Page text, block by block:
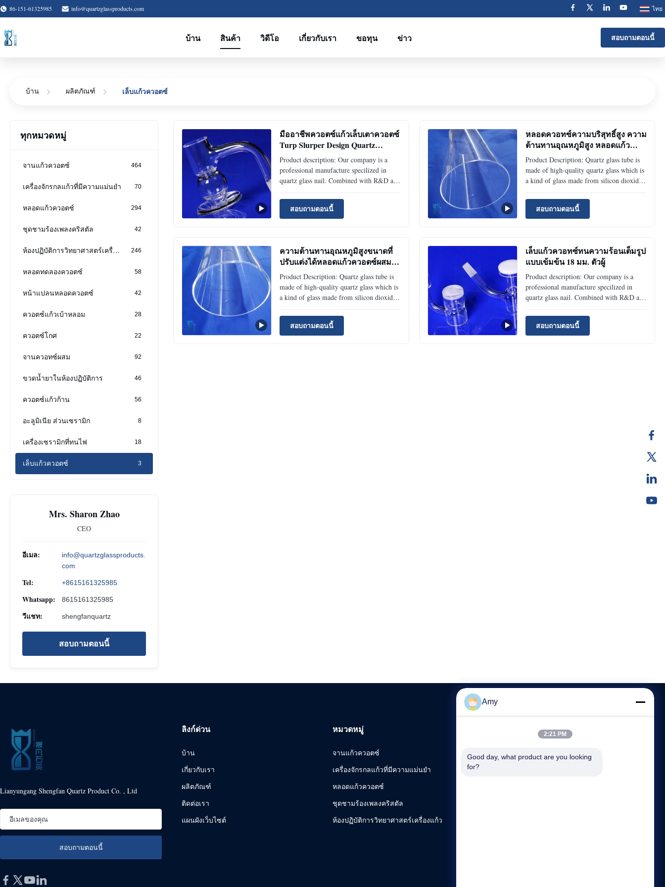
86-151-61325985 info@quartzglassproducts.com ไทย
บ้าน สินค้า วิดีโอ เกี่ยวกับเรา ขอทุน ข่าว สอบถามตอนนี้
บ้าน ผลิตภัณฑ์ เล็บแก้วควอตซ์
ทุกหมวดหมู่
จานแก้วควอตซ์ 464
เครื่องจักรกลแก้วที่มีความแม่นยำ 70
หลอดแก้วควอตซ์ 294
ชุดชามร้องเพลงคริสตัล 42
ห้องปฏิบัติการวิทยาศาสตร์เครื่องแก้ว 246
หลอดทดลองควอตซ์ 58
หน้าแปลนหลอดควอตซ์ 42
ควอตซ์แก้วเบ้าหลอม 28
ควอตซ์โกศ 22
จานควอทซ์ผสม 92
ขวดน้ำยาในห้องปฏิบัติการ 46
ควอตซ์แก้วก้าน 56
อะลูมิเนีย ส่วนเซรามิก 8
เครื่องเซรามิกที่ทนไฟ 18
เล็บแก้วควอตซ์ 3
Mrs. Sharon Zhao
CEO
อีเมล:
info@quartzglassproducts.
com
Tel: +8615161325985
Whatsapp: 8615161325985
วีแชท: shengfanquartz
สอบถามตอนนี้
มืออาชีพควอตซ์แก้วเล็บเตาควอตซ์
Turp Slurper Design Quartz
Banger
Product description: Our company is a
professional manufacture specilized in
quartz glass nail. Combined with R&D and
service. OEM service: 1. Customization on
logo branding/package design accessories.
2. MOQ for free OEM : 500 UNITS. 3.
สอบถามตอนนี้
หลอดควอทซ์ความบริสุทธิ์สูง ความ
ต้านทานอุณหภูมิสูง หลอดแก้ว
ควอทซ์ขนาดปรับแต่งได้ หลอด
ควอทซ์ใส
Product Description: Quartz glass tube is
made of high-quality quartz glass which is
a kind of glass made from silicon dioxide.
transmittance and surface quality. With
excellent optical properties, quartz glass
tube is widely used in many industrial
สอบถามตอนนี้
ความต้านทานอุณหภูมิสูงขนาดที่
ปรับแต่งได้หลอดแก้วควอตซ์ผสม
ซิลิกาหลอดควอตซ์ใส
Product Description: Quartz glass tube is
made of high-quality quartz glass which is
a kind of glass made from silicon dioxide.
transmittance and surface quality. With
excellent optical properties, quartz glass
tube is widely used in many industrial
สอบถามตอนนี้
เล็บแก้วควอทซ์ทนความร้อนเต็มรูป
แบบเข้มข้น 18 มม. ตัวผู้
Product description: Our company is a
professional manufacture specilized in
quartz glass nail. Combined with R&D and
service. OEM service: 1. Customization on
logo branding/package design accessories.
2. MOQ for free OEM : 500 UNITS. 3.
สอบถามตอนนี้
Lianyungang Shengfan Quartz Product Co. , Ltd
ลิงก์ด่วน
บ้าน
เกี่ยวกับเรา
ผลิตภัณฑ์
ติดต่อเรา
แผนผังเว็บไซต์
หมวดหมู่
จานแก้วควอตซ์
เครื่องจักรกลแก้วที่มีความแม่นยำ
หลอดแก้วควอตซ์
ชุดชามร้องเพลงคริสตัล
ห้องปฏิบัติการวิทยาศาสตร์เครื่องแก้ว
86-151-61325985
05:00-23:59
Amy
2:21 PM
Good day, what product are you looking
for?